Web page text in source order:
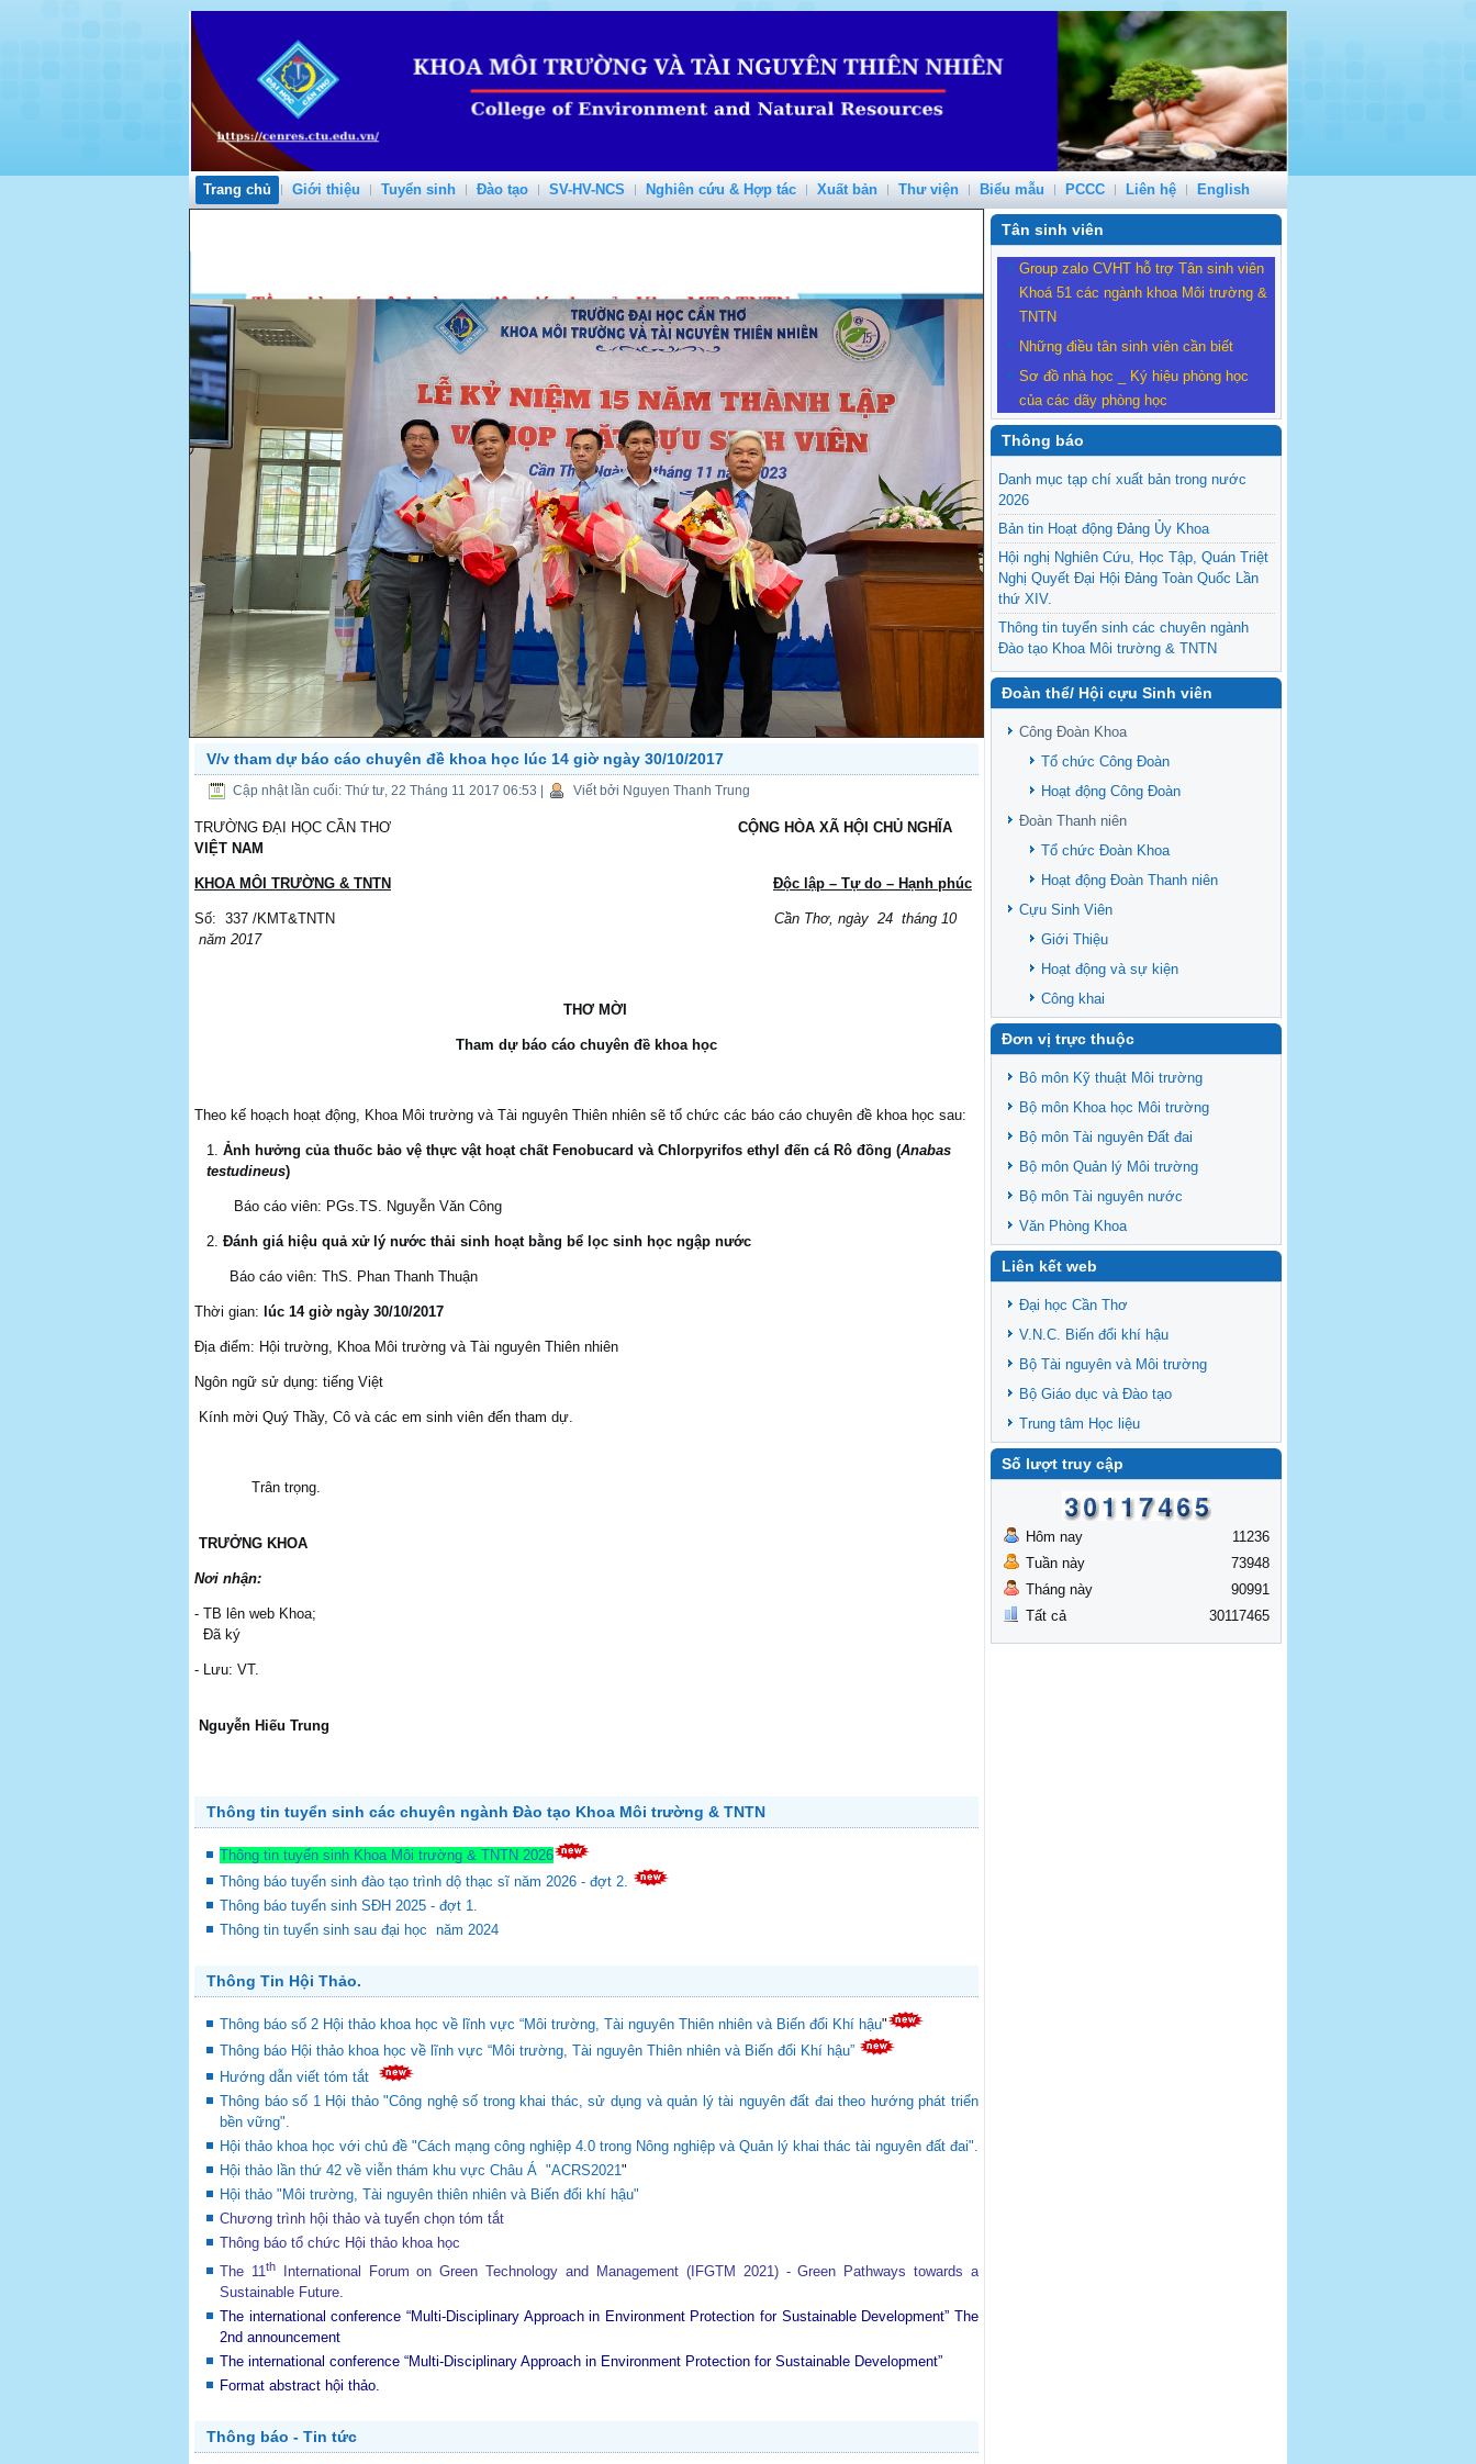
Trang chủ Giới thiệu Tuyển sinh Đào tạo SV-HV-NCS Nghiên cứu & Hợp tác Xuất bản Thư viện Biểu mẫu PCCC Liên hệ English
NEXT
V/v tham dự báo cáo chuyên đề khoa học lúc 14 giờ ngày 30/10/2017
Cập nhật lần cuối: Thứ tư, 22 Tháng 11 2017 06:53 Viết bởi Nguyen Thanh Trung
TRƯỜNG ĐẠI HỌC CẦN THƠ CỘNG HÒA XÃ HỘI CHỦ NGHĨA
VIỆT NAM
KHOA MÔI TRƯỜNG & TNTN Độc lập – Tự do – Hạnh phúc
Số: 337 /KMT&TNTN Cần Thơ, ngày 24 tháng 10
năm 2017
THƠ MỜI
Tham dự báo cáo chuyên đề khoa học
Theo kế hoạch hoạt động, Khoa Môi trường và Tài nguyên Thiên nhiên sẽ tổ chức các báo cáo chuyên đề khoa học sau:
Ảnh hưởng của thuốc bảo vệ thực vật hoạt chất Fenobucard và Chlorpyrifos ethyl đến cá Rô đồng (Anabas
testudineus)
Báo cáo viên: PGs.TS. Nguyễn Văn Công
Đánh giá hiệu quả xử lý nước thải sinh hoạt bằng bể lọc sinh học ngập nước
Báo cáo viên: ThS. Phan Thanh Thuận
Thời gian: lúc 14giờ ngày 30/10/2017
Địa điểm: Hội trường, Khoa Môi trường và Tài nguyên Thiên nhiên
Ngôn ngữ sử dụng: tiếng Việt
Kính mời Quý Thầy, Cô và các em sinh viên đến tham dự.
Trân trọng.
TRƯỞNG KHOA
Nơi nhận:
- TB lên web Khoa;
Đã ký
- Lưu: VT.
Nguyễn Hiếu Trung
Thông tin tuyển sinh các chuyên ngành Đào tạo Khoa Môi trường & TNTN
Thông tin tuyển sinh Khoa Môi trường & TNTN 2026
Thông báo tuyển sinh đào tạo trình dộ thạc sĩ năm 2026 - đợt 2.
Thông báo tuyển sinh SĐH 2025 - đợt 1.
Thông tin tuyển sinh sau đại học năm 2024
Thông Tin Hội Thảo.
Thông báo số 2 Hội thảo khoa học về lĩnh vực “Môi trường, Tài nguyên Thiên nhiên và Biến đổi Khí hậu"
Thông báo Hội thảo khoa học về lĩnh vực “Môi trường, Tài nguyên Thiên nhiên và Biến đổi Khí hậu”
Hướng dẫn viết tóm tắt
Thông báo số 1 Hội thảo "Công nghệ số trong khai thác, sử dụng và quản lý tài nguyên đất đai theo hướng phát triển
bền vững".
Hội thảo khoa học với chủ đề "Cách mạng công nghiệp 4.0 trong Nông nghiệp và Quản lý khai thác tài nguyên đất đai".
Hội thảo lần thứ 42 về viễn thám khu vực Châu Á "ACRS2021"
Hội thảo "Môi trường, Tài nguyên thiên nhiên và Biến đổi khí hậu"
Chương trình hội thảo và tuyển chọn tóm tắt
Thông báo tổ chức Hội thảo khoa học
The 11thInternational Forum on Green Technology and Management (IFGTM 2021) - Green Pathways towards a
Sustainable Future.
The international conference “Multi-Disciplinary Approach in Environment Protection for Sustainable Development” The
2nd announcement
The international conference “Multi-Disciplinary Approach in Environment Protection for Sustainable Development”
Format abstract hội thảo.
Thông báo - Tin tức
Tân sinh viên
Group zalo CVHT hỗ trợ Tân sinh viên
Khoá 51 các ngành khoa Môi trường &
TNTN
Những điều tân sinh viên cần biết
Sơ đồ nhà học _ Ký hiệu phòng học
của các dãy phòng học
Thông báo
Danh mục tạp chí xuất bản trong nước
2026
Bản tin Hoạt động Đảng Ủy Khoa
Hội nghị Nghiên Cứu, Học Tập, Quán Triệt
Nghị Quyết Đại Hội Đảng Toàn Quốc Lần
thứ XIV.
Thông tin tuyển sinh các chuyên ngành
Đào tạo Khoa Môi trường & TNTN
Feasibility evaluation of using cattle
manure for biogas production: A case study
Vietnamese Mekong Delta
Sediment properties in flood-based farming
systems in the Vietnamese upstream
Văn bản - Quy định
Ban chấp hành Đảng bộ khoa
Đoàn thể/ Hội cựu Sinh viên
Công Đoàn Khoa
Tổ chức Công Đoàn
Hoạt động Công Đoàn
Đoàn Thanh niên
Tổ chức Đoàn Khoa
Hoạt động Đoàn Thanh niên
Cựu Sinh Viên
Giới Thiệu
Hoạt động và sự kiện
Công khai
Đơn vị trực thuộc
Bô môn Kỹ thuật Môi trường
Bộ môn Khoa học Môi trường
Bộ môn Tài nguyên Đất đai
Bộ môn Quản lý Môi trường
Bộ môn Tài nguyên nước
Văn Phòng Khoa
Liên kết web
Đại học Cần Thơ
V.N.C. Biến đổi khí hậu
Bộ Tài nguyên và Môi trường
Bộ Giáo dục và Đào tạo
Trung tâm Học liệu
Số lượt truy cập
Hôm nay
Tuần này
Tháng này
Tất cả
11236
73948
90991
30117465